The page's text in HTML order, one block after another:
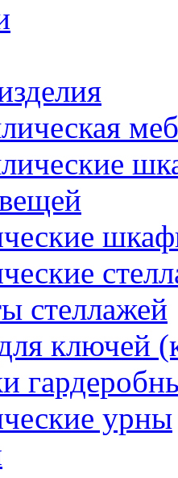
стеллажей
ключей
урны